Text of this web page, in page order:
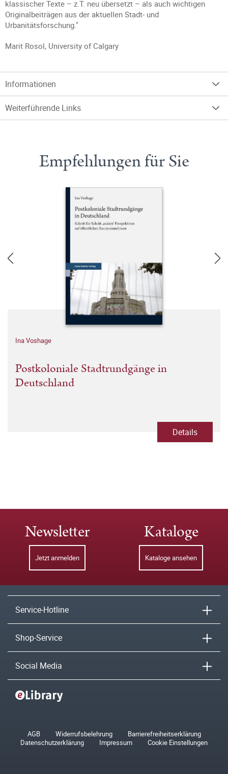
klassischer Texte – z.T. neu übersetzt – als auch wichtigen
Originalbeiträgen aus der aktuellen Stadt- und
Urbanitätsforschung."
Marit Rosol, University of Calgary
Informationen
Weiterführende Links
Empfehlungen für Sie
Ina Voshage
Postkoloniale Stadtrundgänge in
Deutschland
Details
Newsletter
Jetzt anmelden
Kataloge
Kataloge ansehen
Service-Hotline
Shop-Service
Social Media
AGB Widerrufsbelehrung
Barrierefreiheitserklärung
Datenschutzerklärung
Impressum Cookie Einstellungen